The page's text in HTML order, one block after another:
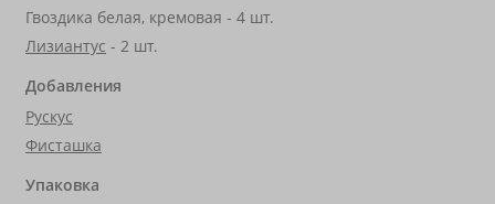
Гвоздика белая, кремовая - 4 шт.
Лизиантус - 2 шт.
Добавления
Рускус
Фисташка
Упаковка